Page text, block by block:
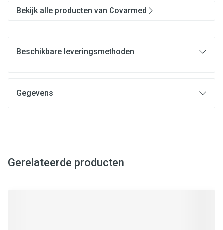
Bekijk alle producten van Covarmed
Beschikbare leveringsmethoden
Gegevens
Gerelateerde producten